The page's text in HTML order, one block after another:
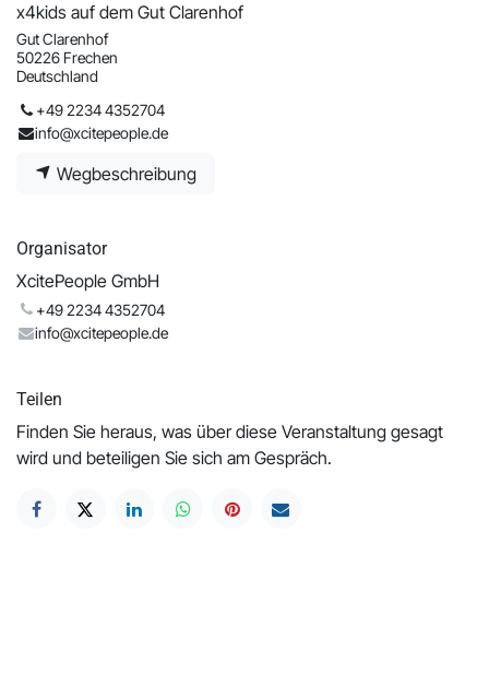
x4kids auf dem Gut Clarenhof
Gut Clarenhof
50226 Frechen
Deutschland
+49 2234 4352704
info@xcitepeople.de
Wegbeschreibung
Organisator
XcitePeople GmbH
+49 2234 4352704
info@xcitepeople.de
Teilen
Finden Sie heraus, was über diese Veranstaltung gesagt
wird und beteiligen Sie sich am Gespräch.